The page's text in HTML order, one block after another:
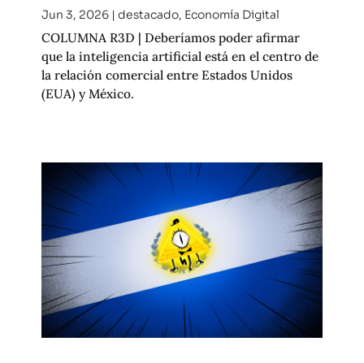
Jun 3, 2026| destacado, Economía Digital
COLUMNA R3D | Deberíamos poder afirmar
que la inteligencia artificial está en el centro de
la relación comercial entre Estados Unidos
(EUA) y México.